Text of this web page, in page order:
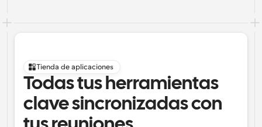
Tienda de aplicaciones
Todas tus herramientas
clave sincronizadas con